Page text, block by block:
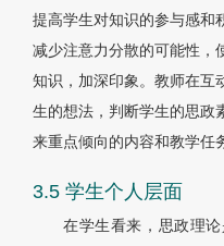
提高学生对知识的参与感和
减少注意力分散的可能性，
知识，加深印象。教师在互
生的想法，判断学生的思政
来重点倾向的内容和教学任
3.5 学生个人层面
在学生看来，思政理